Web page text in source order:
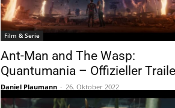
Film & Serie
Ant-Man and The Wasp:
Quantumania – Offizieller
Daniel Plaumann - 26. Oktober 2022